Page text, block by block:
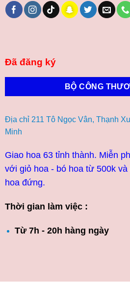
Đã đăng ký
BỘ CÔNG
Địa chỉ 211 Tô Ngọc Vân, Thạnh
Minh
Giao hoa 63 tỉnh thành. Miễn
với giỏ hoa - bó hoa từ 500k
hoa đứng.
Thời gian làm việc :
Từ 7h - 20h hàng ngày